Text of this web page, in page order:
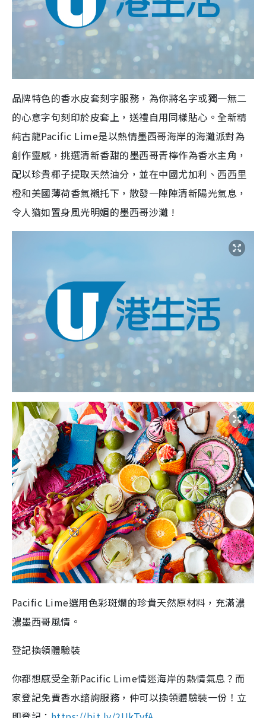
品牌特色的香水皮套刻字服務，為你將名字或獨一無二
的心意字句刻印於皮套上，送禮自用同樣貼心。全新精
純古龍Pacific Lime是以熱情墨西哥海岸的海灘派對為
創作靈感，挑選清新香甜的墨⻄哥⻘檸作為香水主角，
配以珍貴椰子提取天然油分，並在中國尤加利、⻄⻄里
橙和美國薄荷香氣襯托下，散發一陣陣清新陽光氣息，
令人猶如置身風光明媚的墨⻄哥沙灘 !
Pacific Lime選用色彩斑爛的珍貴天然原材料，充滿濃
濃墨⻄哥風情。
登記換領體驗裝
你都想感受全新Pacific Lime情迷海岸的熱情氣息？而
家登記免費香水諮詢服務，仲可以換領體驗裝一份！立